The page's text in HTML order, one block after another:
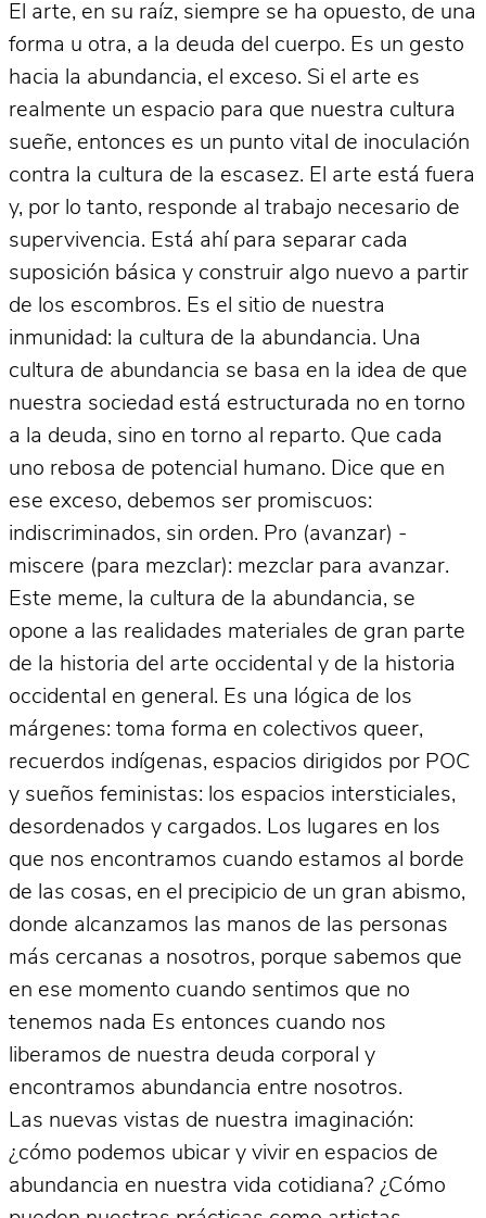
El arte, en su raíz, siempre se ha opuesto, de una
forma u otra, a la deuda del cuerpo. Es un gesto
hacia la abundancia, el exceso. Si el arte es
realmente un espacio para que nuestra cultura
sueñe, entonces es un punto vital de inoculación
contra la cultura de la escasez. El arte está fuera
y, por lo tanto, responde al trabajo necesario de
supervivencia. Está ahí para separar cada
suposición básica y construir algo nuevo a partir
de los escombros. Es el sitio de nuestra
inmunidad: la cultura de la abundancia. Una
cultura de abundancia se basa en la idea de que
nuestra sociedad está estructurada no en torno
a la deuda, sino en torno al reparto. Que cada
uno rebosa de potencial humano. Dice que en
ese exceso, debemos ser promiscuos:
indiscriminados, sin orden. Pro (avanzar) -
miscere (para mezclar): mezclar para avanzar.
Este meme, la cultura de la abundancia, se
opone a las realidades materiales de gran parte
de la historia del arte occidental y de la historia
occidental en general. Es una lógica de los
márgenes: toma forma en colectivos queer,
recuerdos indígenas, espacios dirigidos por POC
y sueños feministas: los espacios intersticiales,
desordenados y cargados. Los lugares en los
que nos encontramos cuando estamos al borde
de las cosas, en el precipicio de un gran abismo,
donde alcanzamos las manos de las personas
más cercanas a nosotros, porque sabemos que
en ese momento cuando sentimos que no
tenemos nada Es entonces cuando nos
liberamos de nuestra deuda corporal y
encontramos abundancia entre nosotros.
Las nuevas vistas de nuestra imaginación:
¿cómo podemos ubicar y vivir en espacios de
abundancia en nuestra vida cotidiana? ¿Cómo